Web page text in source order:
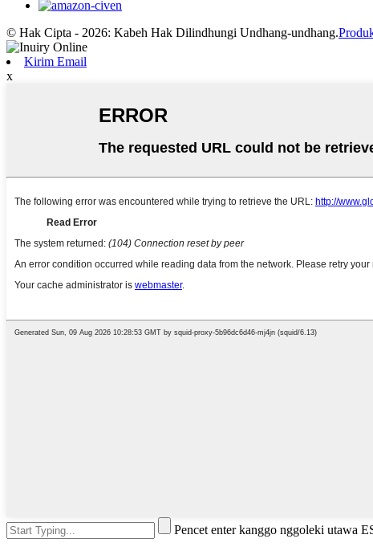
© Hak Cipta - 2026: Kabeh Hak Dilindhungi Undhang-undhang.
Kirim Email
x
Pencet enter kanggo nggoleki utawa